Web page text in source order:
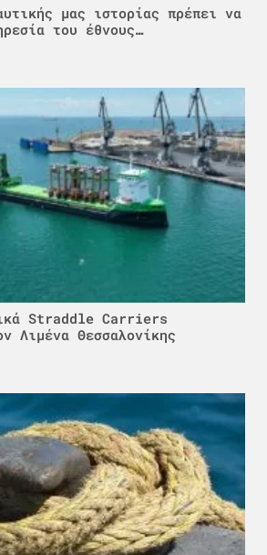
μας ιστορίας πρέπει να
του έθνους…
Straddle Carriers
Λιμένα Θεσσαλονίκης